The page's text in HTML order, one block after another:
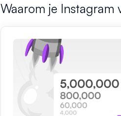
Waarom je Instagram